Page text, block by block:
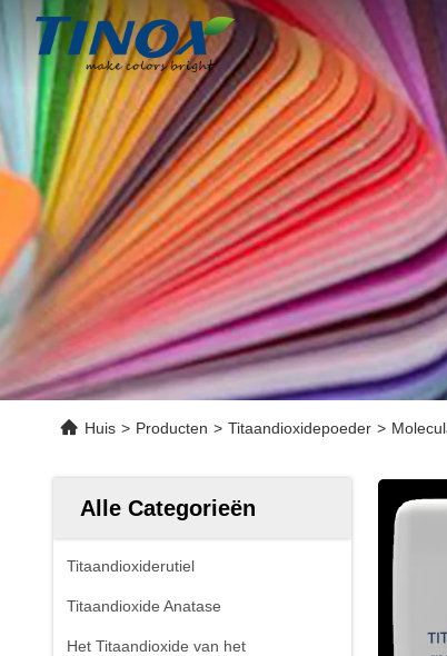
Huis > Producten > Titaandioxidepoeder >
Alle Categorieën
Titaandioxiderutiel
Titaandioxide Anatase
Het Titaandioxide van het